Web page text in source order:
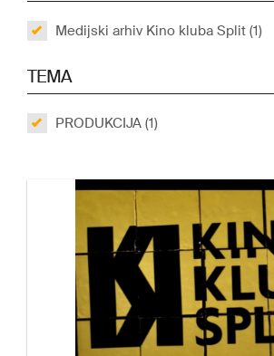
Medijski arhiv Kino kluba Split (1)
TEMA
PRODUKCIJA (1)